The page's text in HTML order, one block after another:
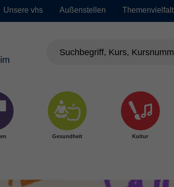
Unsere vhs Außenstellen Themenvielfalt
Gesundheit Kultur